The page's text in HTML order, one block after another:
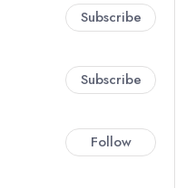
Subscribe
Subscribe
Follow